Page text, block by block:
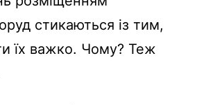
стикаються із тим,
їх важко. Чому? Теж